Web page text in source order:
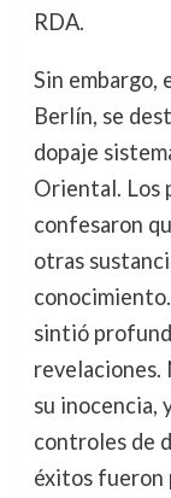
RDA.
Sin embargo,
Berlín, se
dopaje
Oriental. Los
confesaron
otras
sintió
revelaciones.
su inocencia,
controles de
éxitos fueron